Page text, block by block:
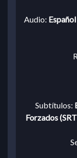
Audio:
Subtítulos:
Forzados